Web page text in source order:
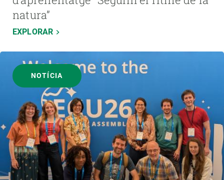
natura”
EXPLORAR
NOTÍCIA